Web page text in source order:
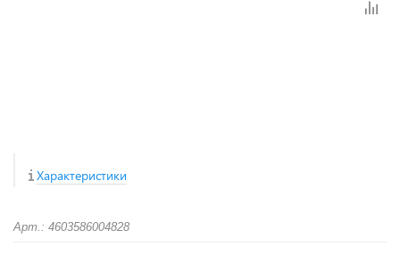
Характеристики
Арт.: 4603586004828